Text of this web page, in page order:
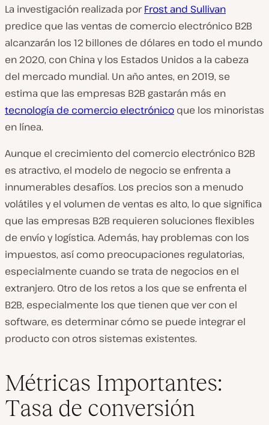
La investigación realizada porFrost and Sullivan
predice que las ventas de comercio electrónico B2B
alcanzarán los 12 billones de dólares en todo el mundo
en 2020, con China y los Estados Unidos a la cabeza
del mercado mundial. Un año antes, en 2019, se
estima que las empresas B2B gastarán más en
tecnología de comercio electrónico que los minoristas
en línea.
Aunque el crecimiento del comercio electrónico B2B
es atractivo, el modelo de negocio se enfrenta a
innumerables desafíos. Los precios son a menudo
volátiles y el volumen de ventas es alto, lo que significa
que las empresas B2B requieren soluciones flexibles
de envío y logística. Además, hay problemas con los
impuestos, así como preocupaciones regulatorias,
especialmente cuando se trata de negocios en el
extranjero. Otro de los retos a los que se enfrenta el
B2B, especialmente los que tienen que ver con el
software, es determinar cómo se puede integrar el
producto con otros sistemas existentes.
Métricas Importantes:
Tasa de conversión